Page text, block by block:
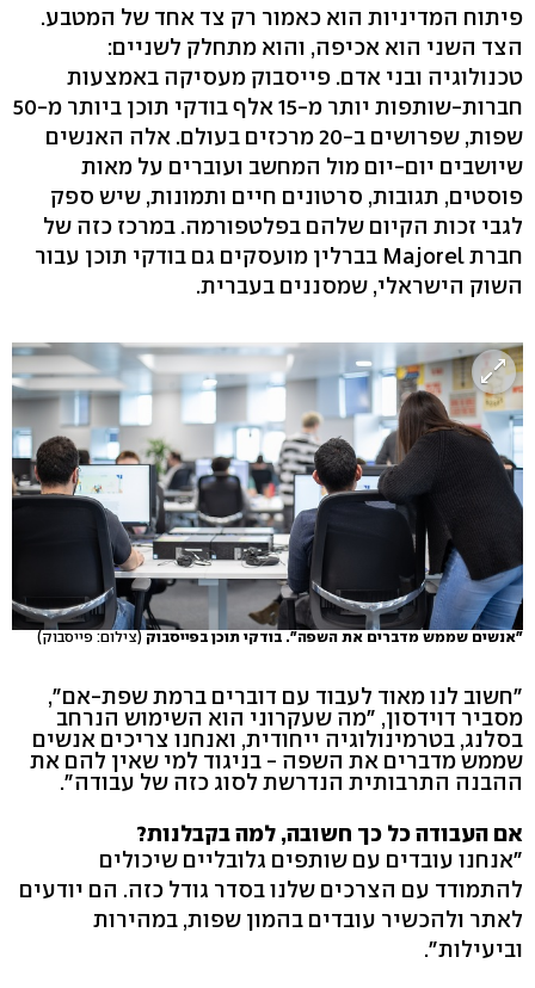
פיתוח המדיניות הוא כאמור רק צד אחד של המטבע.
הצד השני הוא אכיפה, והוא מתחלק לשניים:
טכנולוגיה ובני אדם. פייסבוק מעסיקה באמצעות
חברות-שותפות יותר מ-15 אלף בודקי תוכן ביותר מ-50
שפות, שפרושים ב-20 מרכזים בעולם. אלה האנשים
שיושבים יום-יום מול המחשב ועוברים על מאות
פוסטים, תגובות, סרטונים חיים ותמונות, שיש ספק
לגבי זכות הקיום שלהם בפלטפורמה. במרכז כזה של
חברת Majorel בברלין מועסקים גם בודקי תוכן עבור
השוק הישראלי, שמסננים בעברית.
"אנשים שממש מדברים את השפה". בודקי תוכן בפייסבוק(צילום: פייסבוק)
"חשוב לנו מאוד לעבוד עם דוברים ברמת שפת-אם",
מסביר דוידסון, "מה שעקרוני הוא השימוש הנרחב
בסלנג, בטרמינולוגיה ייחודית, ואנחנו צריכים אנשים
שממש מדברים את השפה - בניגוד למי שאין להם את
ההבנה התרבותית הנדרשת לסוג כזה של עבודה".
אם העבודה כל כך חשובה, למה בקבלנות?
"אנחנו עובדים עם שותפים גלובליים שיכולים
להתמודד עם הצרכים שלנו בסדר גודל כזה. הם יודעים
לאתר ולהכשיר עובדים בהמון שפות, במהירות
וביעילות".